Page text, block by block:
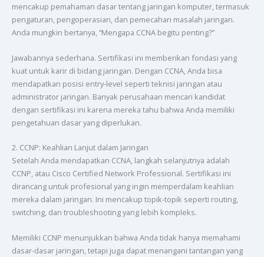
mencakup pemahaman dasar tentang jaringan komputer, termasuk
pengaturan, pengoperasian, dan pemecahan masalah jaringan.
Anda mungkin bertanya, “Mengapa CCNA begitu penting?”
Jawabannya sederhana. Sertifikasi ini memberikan fondasi yang
kuat untuk karir di bidang jaringan. Dengan CCNA, Anda bisa
mendapatkan posisi entry-level seperti teknisi jaringan atau
administrator jaringan. Banyak perusahaan mencari kandidat
dengan sertifikasi ini karena mereka tahu bahwa Anda memiliki
pengetahuan dasar yang diperlukan.
2. CCNP: Keahlian Lanjut dalam Jaringan
Setelah Anda mendapatkan CCNA, langkah selanjutnya adalah
CCNP, atau Cisco Certified Network Professional. Sertifikasi ini
dirancang untuk profesional yang ingin memperdalam keahlian
mereka dalam jaringan. Ini mencakup topik-topik seperti routing,
switching, dan troubleshooting yang lebih kompleks.
Memiliki CCNP menunjukkan bahwa Anda tidak hanya memahami
dasar-dasar jaringan, tetapi juga dapat menangani tantangan yang